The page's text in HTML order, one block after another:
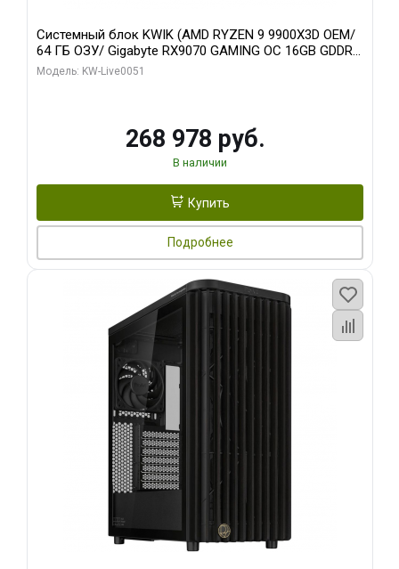
Системный блок KWIK (AMD RYZEN 9 9900X3D OEM/
64 ГБ ОЗУ/ Gigabyte RX9070 GAMING OC 16GB GDDR6
256bit 2xDP 2xH/ 960 ГБ SSD)
Модель: KW-Live0051
268 978 руб.
В наличии
Купить
Подробнее